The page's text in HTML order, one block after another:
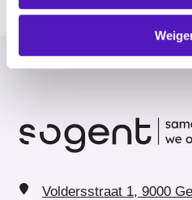
Voldersstraat 1, 9000